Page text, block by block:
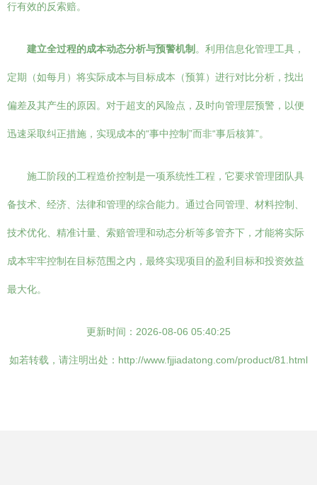
行有效的反索赔。
建立全过程的成本动态分析与预警机制 。利用信息化管理工具，
定期（如每月）将实际成本与目标成本（预算）进行对比分析，找出
偏差及其产生的原因。对于超支的风险点，及时向管理层预警，以便
迅速采取纠正措施，实现成本的“事中控制”而非“事后核算”。
施工阶段的工程造价控制是一项系统性工程，它要求管理团队具
备技术、经济、法律和管理的综合能力。通过合同管理、材料控制、
技术优化、精准计量、索赔管理和动态分析等多管齐下，才能将实际
成本牢牢控制在目标范围之内，最终实现项目的盈利目标和投资效益
最大化。
更新时间：2026-08-06 05:40:25
如若转载，请注明出处：http://www.fjjiadatong.com/product/81.html